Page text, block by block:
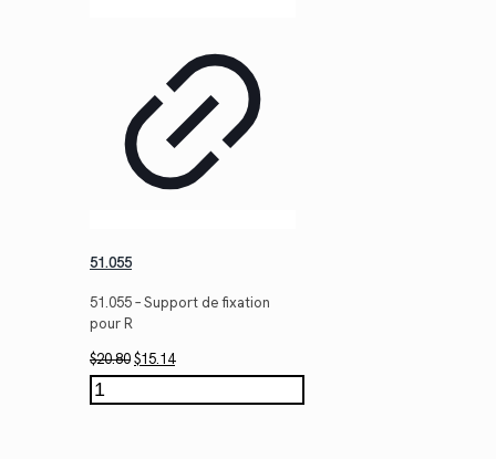
51.055
51.055 – Support de fixation
pour R
$20.80Le
prix
initial
$15.14Le
prix
actuel
quantité
de